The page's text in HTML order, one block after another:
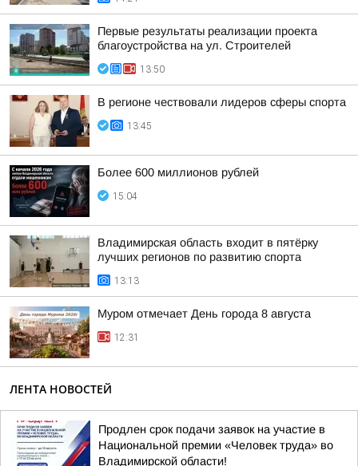
Первые результаты реализации проекта
благоустройства на ул. Строителей
13:50
В регионе чествовали лидеров сферы спорта
13:45
Более 600 миллионов рублей
15:04
Владимирская область входит в пятёрку
лучших регионов по развитию спорта
13:13
Муром отмечает День города 8 августа
12:31
ЛЕНТА НОВОСТЕЙ
Продлен срок подачи заявок на участие в
Национальной премии «Человек труда» во
Владимирской области!